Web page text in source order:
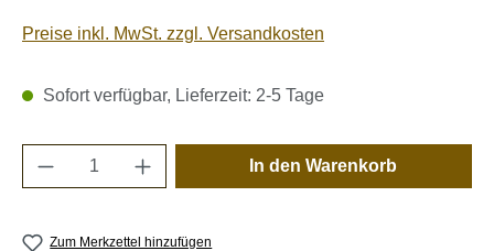
Preise inkl. MwSt. zzgl. Versandkosten
Sofort verfügbar, Lieferzeit: 2-5 Tage
Produkt Anzahl: Gib den gewünschten
In den Warenkorb
Zum Merkzettel hinzufügen